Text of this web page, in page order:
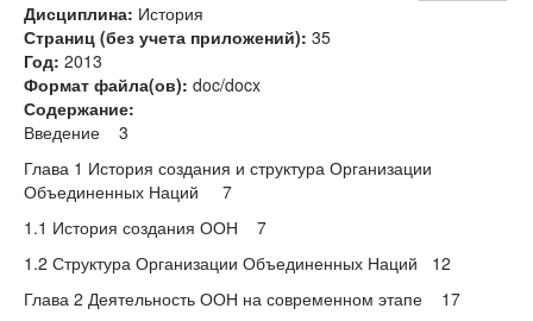
Дисциплина: История
Страниц (без учета приложений): 35
Год: 2013
Формат файла(ов): doc/docx
Содержание:
Введение 3
Глава 1 История создания и структура Организации
Объединенных Наций 7
1.1 История создания ООН 7
1.2 Структура Организации Объединенных Наций 12
Глава 2 Деятельность ООН на современном этапе 17